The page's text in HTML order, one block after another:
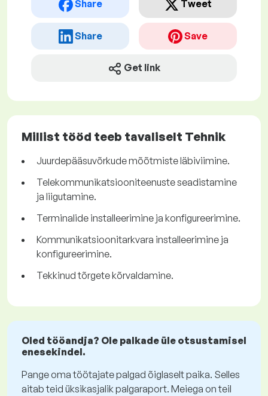
Share Tweet
Share Save
Get link
Millist tööd teeb tavaliselt Tehnik
Juurdepääsuvõrkude mõõtmiste läbiviimine.
Telekommunikatsiooniteenuste seadistamine
ja liigutamine.
Terminalide installeerimine ja konfigureerimine.
Kommunikatsioonitarkvara installeerimine ja
konfigureerimine.
Tekkinud tõrgete kõrvaldamine.
Oled tööandja? Ole palkade üle otsustamisel
enesekindel.
Pange oma töötajate palgad õiglaselt paika. Selles
aitab teid üksikasjalik palgaraport. Meiega on teil